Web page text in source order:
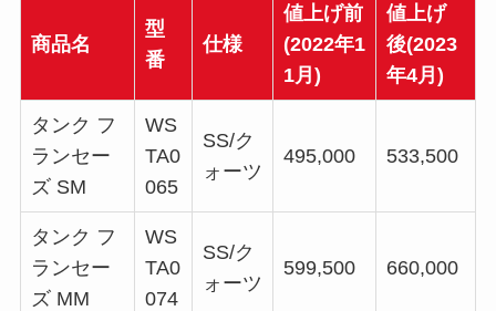
商品名
型
番
仕様
値上げ前
(2022年1
1月)
値上げ
後(2023
年4月)
タンク フ
ランセー
ズ SM
WS
TA0
065
SS/ク
ォーツ
495,000 533,500
タンク フ
ランセー
ズ MM
WS
TA0
074
SS/ク
ォーツ
599,500 660,000